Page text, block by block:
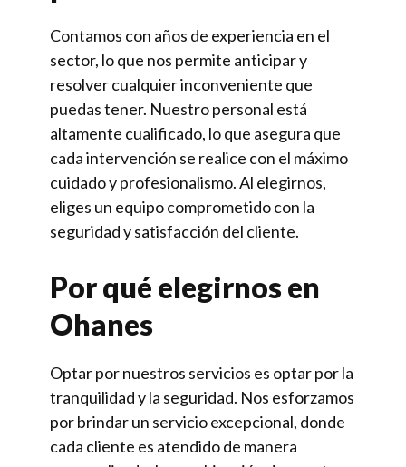
Contamos con años de experiencia en el
sector, lo que nos permite anticipar y
resolver cualquier inconveniente que
puedas tener. Nuestro personal está
altamente cualificado, lo que asegura que
cada intervención se realice con el máximo
cuidado y profesionalismo. Al elegirnos,
eliges un equipo comprometido con la
seguridad y satisfacción del cliente.
Por qué elegirnos en
Ohanes
Optar por nuestros servicios es optar por la
tranquilidad y la seguridad. Nos esforzamos
por brindar un servicio excepcional, donde
cada cliente es atendido de manera